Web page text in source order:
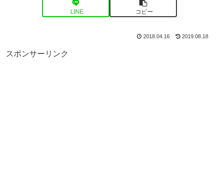
LINE コピー
2018.04.16 2019.08.18
スポンサーリンク